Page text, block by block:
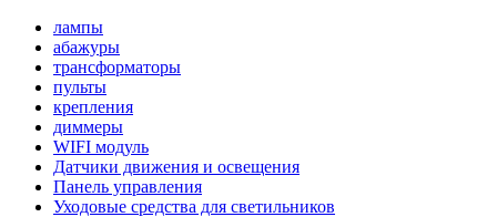
лампы
абажуры
трансформаторы
пульты
крепления
диммеры
WIFI модуль
Датчики движения и освещения
Панель управления
Уходовые средства для светильников